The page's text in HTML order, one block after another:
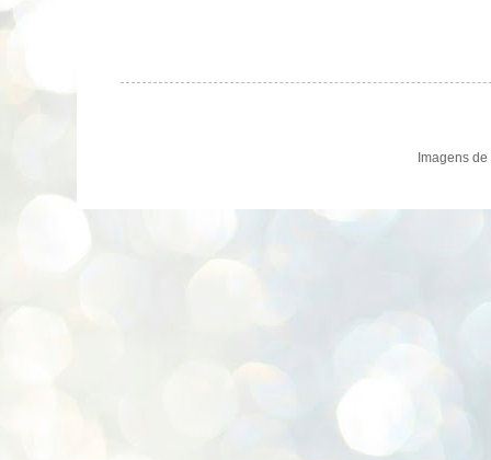
Imagens